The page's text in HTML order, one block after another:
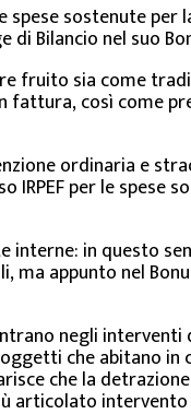
spese sostenute
Bilancio nel suo
fruito sia come
così come
ordinaria e
per le spese
in questo
ma appunto nel
negli
che abitano
che la
articolato